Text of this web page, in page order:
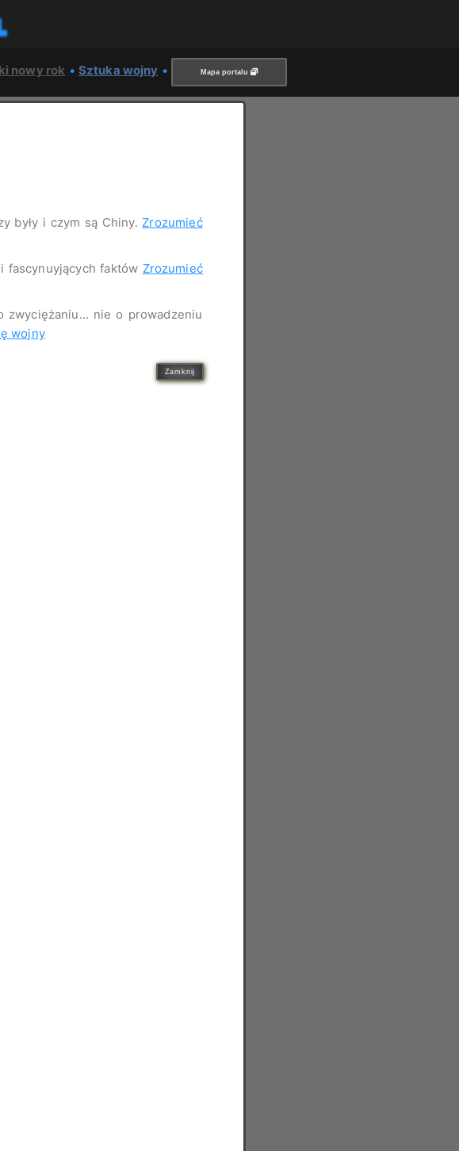
nowy rok • Sztuka wojny • Mapa portalu
były i czym są Chiny. Zrozumieć
fascynuyjących faktów Zrozumieć
nie o prowadzeniu
wojny
Zamknij